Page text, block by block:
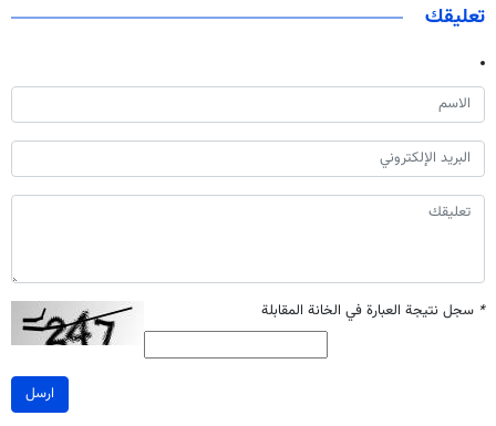
تعليقك
* سجل نتيجة العبارة في الخانة المقابلة
ارسل